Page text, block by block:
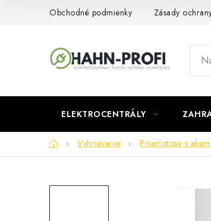
Obchodné podmienky Zásady
ELEKTROCENTRÁLY
DomovVyhrievanie Priamotopy s